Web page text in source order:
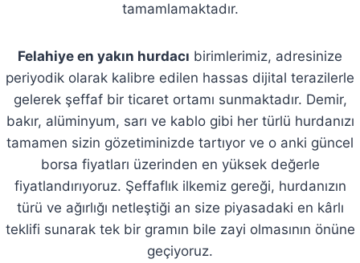
tamamlamaktadır.
Felahiye en yakın hurdacı birimlerimiz, adresinize
periyodik olarak kalibre edilen hassas dijital terazilerle
gelerek şeffaf bir ticaret ortamı sunmaktadır. Demir,
bakır, alüminyum, sarı ve kablo gibi her türlü hurdanızı
tamamen sizin gözetiminizde tartıyor ve o anki güncel
borsa fiyatları üzerinden en yüksek değerle
fiyatlandırıyoruz. Şeffaflık ilkemiz gereği, hurdanızın
türü ve ağırlığı netleştiği an size piyasadaki en kârlı
teklifi sunarak tek bir gramın bile zayi olmasının önüne
geçiyoruz.